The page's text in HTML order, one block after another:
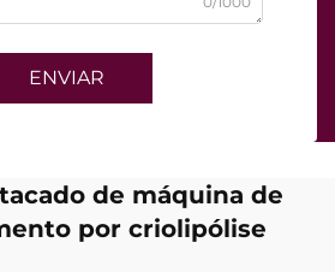
ENVIAR
de máquina de
por criolipólise